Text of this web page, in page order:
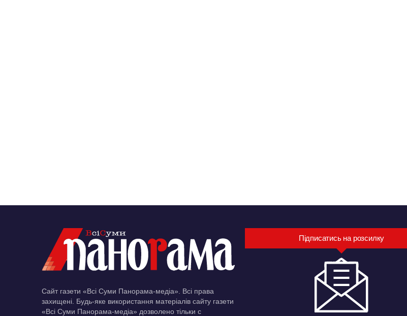
Сайт газети «Всі Суми Панорама-медіа». Всі права
захищені. Будь-яке використання матеріалів сайту газети
«Всі Суми Панорама-медіа» дозволено тільки c
Підписатись на розсилку